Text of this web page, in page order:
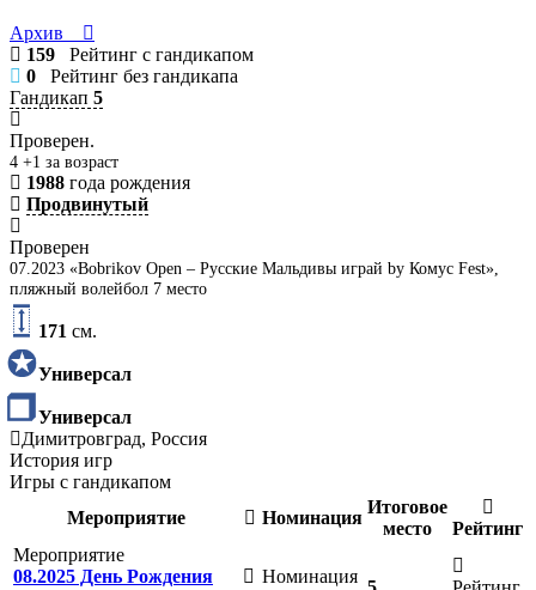
Архив
159 Рейтинг с гандикапом
0 Рейтинг без гандикапа
Гандикап 5
Проверен.
4 +1 за возраст
1988 года рождения
Продвинутый
Проверен
07.2023 «Bobrikov Open – Русские Мальдивы играй by Комус Fest»,
пляжный волейбол 7 место
171 см.
Универсал
Универсал
Димитровград, Россия
История игр
Игры с гандикапом
Мероприятие
Номинация
Итоговое
место
Рейтинг
Мероприятие
08.2025 День Рождения
Номинация